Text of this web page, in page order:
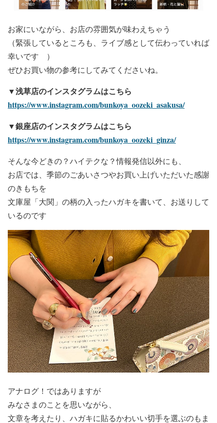
お家にいながら、お店の雰囲気が味わえちゃう
（緊張しているところも、ライブ感として伝わっていれば
幸いです
）
ぜひお買い物の参考にしてみてくださいね。
▼浅草店のインスタグラムはこちら
https://www.instagram.com/bunkoya_oozeki_asakusa/
▼銀座店のインスタグラムはこちら
https://www.instagram.com/bunkoya_oozeki_ginza/
そんな今どきの？ハイテクな？情報発信以外にも、
お店では、季節のごあいさつやお買い上げいただいた感謝
のきもちを
文庫屋「大関」の柄の入ったハガキを書いて、お送りして
いるのです
アナログ！ではありますが
みなさまのことを思いながら、
文章を考えたり、ハガキに貼るかわいい切手を選ぶのもま